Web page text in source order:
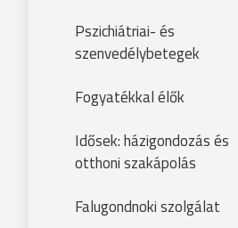
Pszichiátriai- és
szenvedélybetegek
Fogyatékkal élők
Idősek: házigondozás és
otthoni szakápolás
Falugondnoki szolgálat